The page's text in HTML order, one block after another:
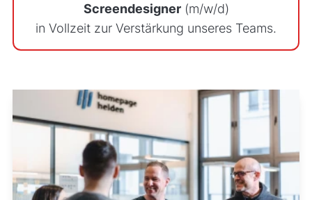
Screendesigner(m/w/d)
in Vollzeit zur Verstärkung unseres Teams.